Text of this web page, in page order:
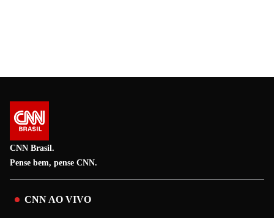
CNN Brasil.
Pense bem, pense CNN.
CNN AO VIVO